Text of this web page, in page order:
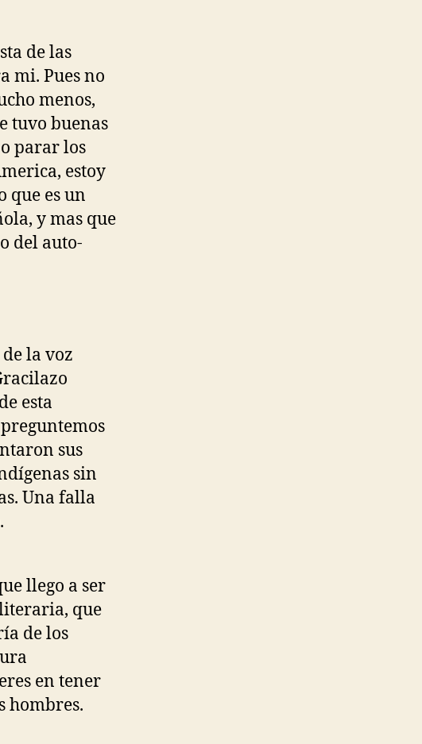
de las
mi. Pues no
menos,
tuvo buenas
parar los
estoy
que es un
y mas que
del auto-
la voz
esta
sus
sin
Una falla
llego a ser
que
de los
en tener
hombres.